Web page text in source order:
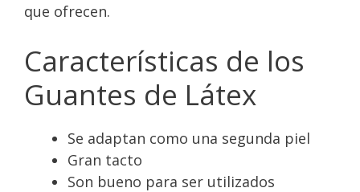
que ofrecen.
Características de los
Guantes de Látex
Se adaptan como una segunda piel
Gran tacto
Son bueno para ser utilizados